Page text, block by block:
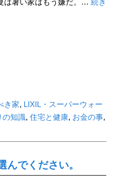
は暑い家はもう嫌だ。… 続き
き家, LIXIL・スーパーウォー
の知識, 住宅と健康, お金の事,
でください。